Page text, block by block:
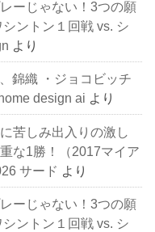
ーじゃない！3つの願
ントン１回戦 vs. シ
より
錦織 ・ジョコビッチ
design ai より
苦しみ出入りの激し
な1勝！（2017マイア
サード より
ーじゃない！3つの願
ントン１回戦 vs. シ